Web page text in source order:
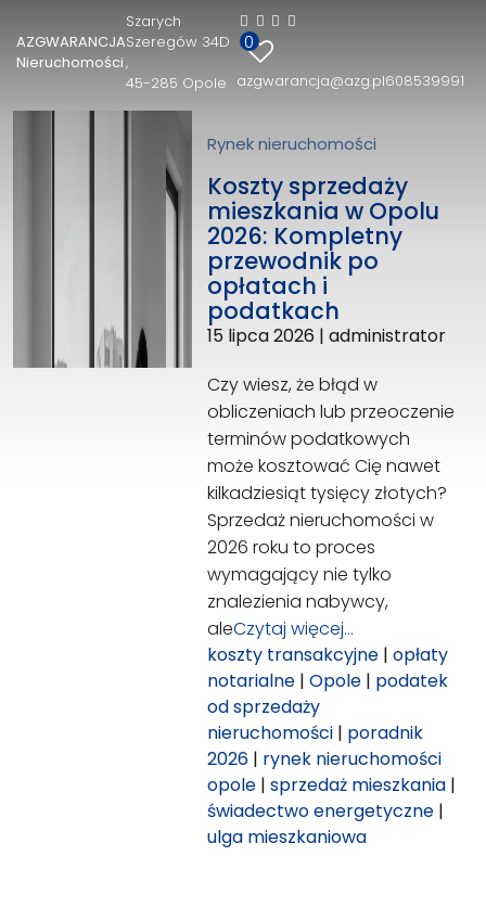
AZGWARANCJA
Nieruchomości
Szarych
Szeregów 34D
45-285 Opole
0
azgwarancja@azg.pl608539991
AZGWARANCJA Nieruchomości
Szarych Szeregów 34D
45-285 Opole
azgwarancja@azg.pl
Rynek nieruchomości
Koszty sprzedaży
mieszkania w Opolu
2026: Kompletny
przewodnik po
opłatach i
podatkach
15 lipca 2026 |administrator
Czy wiesz, że błąd w
obliczeniach lub przeoczenie
terminów podatkowych
może kosztować Cię nawet
kilkadziesiąt tysięcy złotych?
Sprzedaż nieruchomości w
2026 roku to proces
wymagający nie tylko
znalezienia nabywcy,
aleCzytaj więcej…
koszty transakcyjne |opłaty
notarialne |Opole | podatek
od sprzedaży
nieruchomości | poradnik
2026 | rynek nieruchomości
opole |sprzedaż mieszkania |
świadectwo energetyczne |
ulga mieszkaniowa